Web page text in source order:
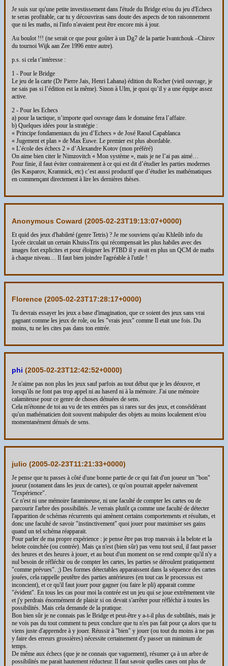
Je suis sur qu'une petite investissement dans l'étude du Bridge et/ou du jeu d'Echecs
te seras profitable, car tu y découvriras sans doute des aspects de ton raisonnement
que ni les maths, ni l'info n'avaient peut être encore mis à jour.
Au boulot !!! (ne serait ce que pour goûter à un Dg7 de la partie Ivantchouk –Chirov
du tournoi Wijk aan Zee 1996 entre autre).
p.s. si cela t’intéresse :
1 - Pour le Bridge
Le jeu de la carte (Dr Pierre Jais, Henri Lahana) édition du Rocher (vieil ouvrage, je
ne sais pas si l’édition est la même). Sinon à Ulm, je quoi qu’il y a une équipe assez
active.
2 - Pour les Echecs
a) pour la tactique, n’importe quel ouvrage dans le domaine fera l’affaire.
b) Quelques idées pour la stratégie :
« Principe fondamentaux du jeu d’Echecs » de José Raoul Capablanca
« Jugement et plan » de Max Euwe. Le premier est plus abordable.
« L’école des échecs 2 » d’Alexandre Kotov (mon préféré)
On aime bien citer le Nimzovitch « Mon système », mais je ne l’ai pas aimé…
Pour finie, il faut éviter contrairement à ce qui est dit d’étudier les parties modernes
(les Kasparov, Kramnick, etc) c’est aussi productif que d’étudier les mathématiques
en commençant directement à lire les dernières thèses.
Anonymous Coward (2005-02-23T19:13:07+0000)
Et quid des jeux d'habileté (genre Tetris) ? Je me souviens qu'au Khleûb info du
Lycée circulait un certain KhuissTris qui récompensait les plus habiles avec des
images fort explicites et pour éloigner les PTBD il y avait en plus un QCM de maths
à chaque niveau… Il faut bien joindre l'agréable à l'utile !
Florence (2005-02-23T17:28:17+0000)
Tu devrais essayer les jeux a base d'imagination, que ce soient des jeux sans vrai
gagnant comme les jeux de role, ou les "vrais jeux" comme Il etait une fois. Du
moins, tu ne les cites pas dans ton entrée.
phi (2005-02-23T12:42:52+0000)
Je n'aime pas non plus les jeux sauf parfois au tout début que je les déouvre, et
lorsqu'ils ne font pas trop appel ni au haserd ni à la mémoire. J'ai une mémoire
calamiteuse pour ce genre de choses dénuées de sens.
Cela m'étonne de toi au vu de tes entrées pas si rares sur des jeux, et conséidérant
qu'un mathématicien doit souvent mabipuler des objets au moins localement et/ou
momentanément dénués de sens.
julio (2005-02-23T11:21:33+0000)
Je pense que tu passes à côté d'une bonne partie de ce qui fait d'un joueur un "bon"
joueur (notament dans les jeux de cartes), ce qu'on pourrait appeler naïvement
"l'expérience".
Ce n'est ni une mémoire faramineuse, ni une faculté de compter les cartes ou de
parcourir l'arbre des possibilités. Je verrais plutôt ça comme une faculté de détecter
l'apparition de schémas récurrents qui amènent certains comportements et résultats, et
donc une faculté de savoir "instinctivement" quoi jouer pour maximiser ses gains
quand un tel schéma réapparait.
Pour parler de ma propre expérience : je pense être pas trop mauvais à la belote et la
belote coinchée (ou contrée). Mais ça n'est (bien sûr) pas venu tout seul, il faut passer
des heures et des heures à jouer, et au bout d'un moment on se rend compte qu'il n'y a
nul besoin de réfléchir ou de compter les cartes, les parties se déroulent pratiquement
"comme prévues". ;) Des formes détectables apparaissent dans la séquence des cartes
jouées, cela rappelle peutêtre des parties antérieures (en tout cas le processus est
inconcient), et ce qu'il faut jouer pour gagner (ou faire le pli) apparait comme
"évident". En tous les cas pour moi la contrée est un jeu qui se joue extrêmement vite
et j'y perdrais énormément de plaisir si on devait s'arrêter pour réfléchir à toutes les
possibilités. Mais cela demande de la pratique.
Bon bien sûr je ne connais pas le Bridge et peut-être y a-t-il plus de subtilités, mais je
ne vois pas du tout comment tu peux conclure que tu n'es pas fait pour ça alors que tu
viens juste d'apprendre à y jouer. Réussir à "bien" y jouer (ou tout du moins à ne pas
y faire des erreurs grossières) nécessite certainement d'y passer un minimum de
temps.
De même aux échecs (que je ne connais que vaguement), résumer ça à un arbre de
possibilités me parait hautement réducteur. Il faut savoir quelles cases ont plus de